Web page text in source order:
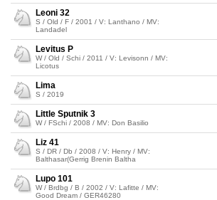
Leoni 32
S / Old / F / 2001 / V: Lanthano / MV:
Landadel
Levitus P
W / Old / Schi / 2011 / V: Levisonn / MV:
Licotus
Lima
S / 2019
Little Sputnik 3
W / FSchi / 2008 / MV: Don Basilio
Liz 41
S / DR / Db / 2008 / V: Henry / MV:
Balthasar(Gerrig Brenin Baltha
Lupo 101
W / Brdbg / B / 2002 / V: Lafitte / MV:
Good Dream / GER46280